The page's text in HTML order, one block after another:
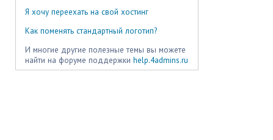
Я хочу переехать на свой хостинг
Как поменять стандартный логотип?
И многие другие полезные темы вы можете
найти на форуме поддержки help.4admins.ru